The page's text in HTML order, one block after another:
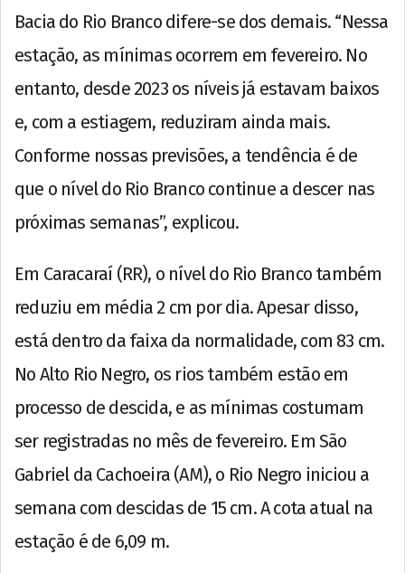
Bacia do Rio Branco difere-se dos demais. “Nessa
estação, as mínimas ocorrem em fevereiro. No
entanto, desde 2023 os níveis já estavam baixos
e, com a estiagem, reduziram ainda mais.
Conforme nossas previsões, a tendência é de
que o nível do Rio Branco continue a descer nas
próximas semanas”, explicou.
Em Caracaraí (RR), o nível do Rio Branco também
reduziu em média 2 cm por dia. Apesar disso,
está dentro da faixa da normalidade, com 83 cm.
No Alto Rio Negro, os rios também estão em
processo de descida, e as mínimas costumam
ser registradas no mês de fevereiro. Em São
Gabriel da Cachoeira (AM), o Rio Negro iniciou a
semana com descidas de 15 cm. A cota atual na
estação é de 6,09 m.